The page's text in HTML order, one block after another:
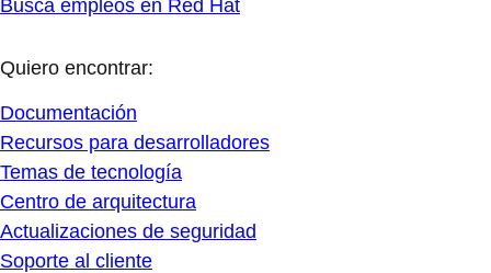
Busca empleos en Red Hat
Quiero encontrar:
Documentación
Recursos para desarrolladores
Temas de tecnología
Centro de arquitectura
Actualizaciones de seguridad
Soporte al cliente